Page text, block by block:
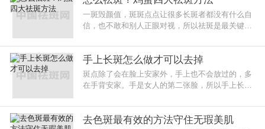
一斑毁颜值，斑斑点点让很多长斑者都没有什么自
信，也不敢和别人正眼对视，所以祛斑是最关键
么选择。
手上长斑怎么做才可以去掉
斑点除了会在脸上安家外，手上也不会放过的，多
在手背安家。手是女人的第二张脸，所以手上长斑
去色斑最有效的方法守住无瑕美肌